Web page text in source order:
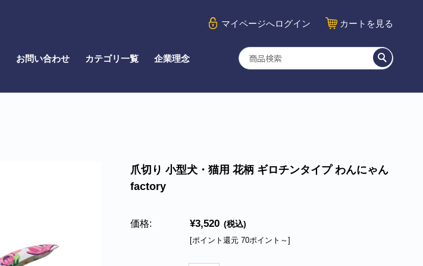
マイページへログイン カート を見る
お問い合わせ カテゴリ一覧 企業理念
爪切り 小型犬・猫用 花柄 ギロチンタイプ わんにゃん
factory
価格: ¥3,520 (税込)
[ポイント還元 70ポイント～]